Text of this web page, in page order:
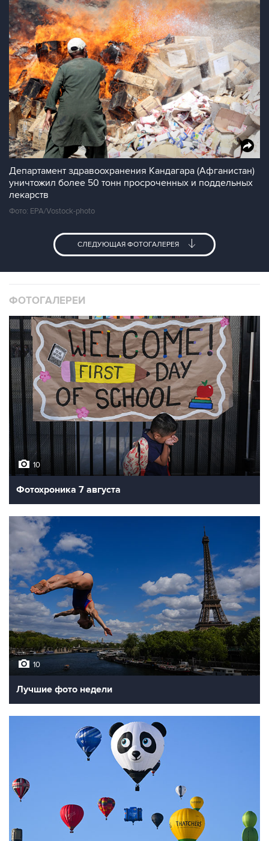
Департамент здравоохранения Кандагара (Афганистан)
уничтожил более 50 тонн просроченных и поддельных
лекарств
Фото: EPA/Vostock-photo
СЛЕДУЮЩАЯ ФОТОГАЛЕРЕЯ
ФОТОГАЛЕРЕИ
10
Фотохроника 7 августа
10
Лучшие фото недели